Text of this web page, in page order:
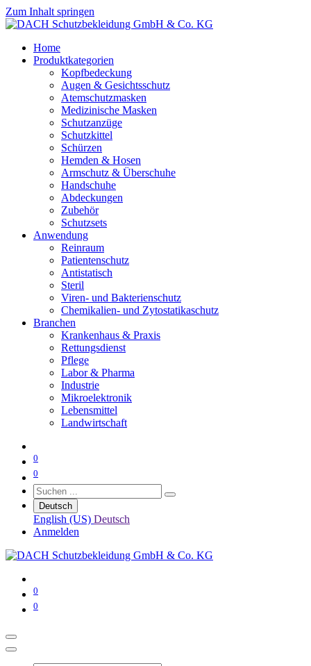
Zum Inhalt springen
Home
Produktkategorien
Kopfbedeckung
Augen & Gesichtsschutz
Atemschutzmasken
Medizinische Masken
Schutzanzüge
Schutzkittel
Schürzen
Hemden & Hosen
Armschutz & Überschuhe
Handschuhe
Abdeckungen
Zubehör
Schutzsets
Anwendung
Reinraum
Patientenschutz
Antistatisch
Steril
Viren- und Bakterienschutz
Chemikalien- und Zytostatikaschutz
Branchen
Krankenhaus & Praxis
Rettungsdienst
Pflege
Labor & Pharma
Industrie
Mikroelektronik
Lebensmittel
Landwirtschaft
0
0
Deutsch
English (US) Deutsch
Anmelden
0
0